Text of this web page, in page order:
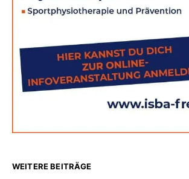
WEITERE BEITRÄGE